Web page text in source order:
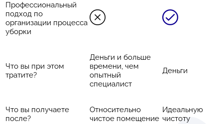
Профессиональный
подход по
организации процесса
уборки
Что вы при этом
тратите?
Деньги и больше
времени, чем
опытный
специалист
Деньги
Что вы получаете
после?
Относительно
чистое помещение
Идеальную
чистоту